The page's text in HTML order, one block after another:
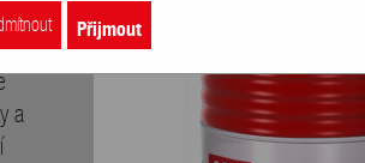
a
Přijmout